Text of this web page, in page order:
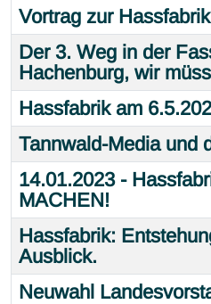
Vortrag zur
Der 3. Weg in der
Hachenburg, wir
Hassfabrik am
Tannwald-Media und
14.01.2023 -
MACHEN!
Hassfabrik:
Ausblick.
Neuwahl